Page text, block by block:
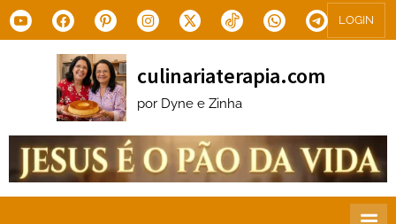
Skip
to
YoutubeFacebookPinterestInstagram
X.com Tiktok WhatsAppTelegram
LOGIN
culinariaterapia.com
por Dyne e Zinha